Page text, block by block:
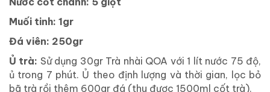
Muối tinh: 1gr
Đá viên: 250gr
Ủ trà: Sử dụng 30gr Trà nhài QOA với 1 lít nước 75 độ,
ủ trong 7 phút. Ủ theo định lượng và thời gian, lọc bỏ
bã trà rồi thêm 600gr đá (thu được 1500ml cốt trà).